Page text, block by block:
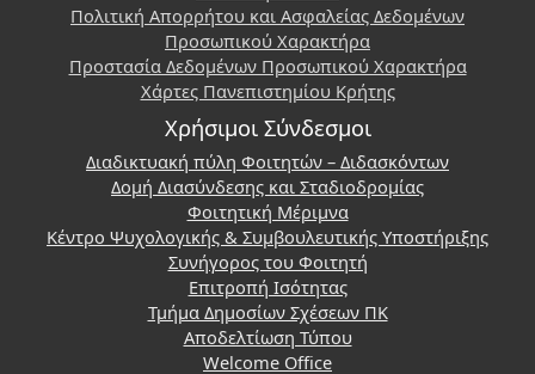
Πολιτική Απορρήτου και Ασφαλείας Δεδομένων
Προσωπικού Χαρακτήρα
Προστασία Δεδομένων Προσωπικού Χαρακτήρα
Χάρτες Πανεπιστημίου Κρήτης
Χρήσιμοι Σύνδεσμοι
Διαδικτυακή πύλη Φοιτητών – Διδασκόντων
Δομή Διασύνδεσης και Σταδιοδρομίας
Φοιτητική Μέριμνα
Κέντρο Ψυχολογικής & Συμβουλευτικής Υποστήριξης
Συνήγορος του Φοιτητή
Επιτροπή Ισότητας
Τμήμα Δημοσίων Σχέσεων ΠΚ
Αποδελτίωση Τύπου
Welcome Office